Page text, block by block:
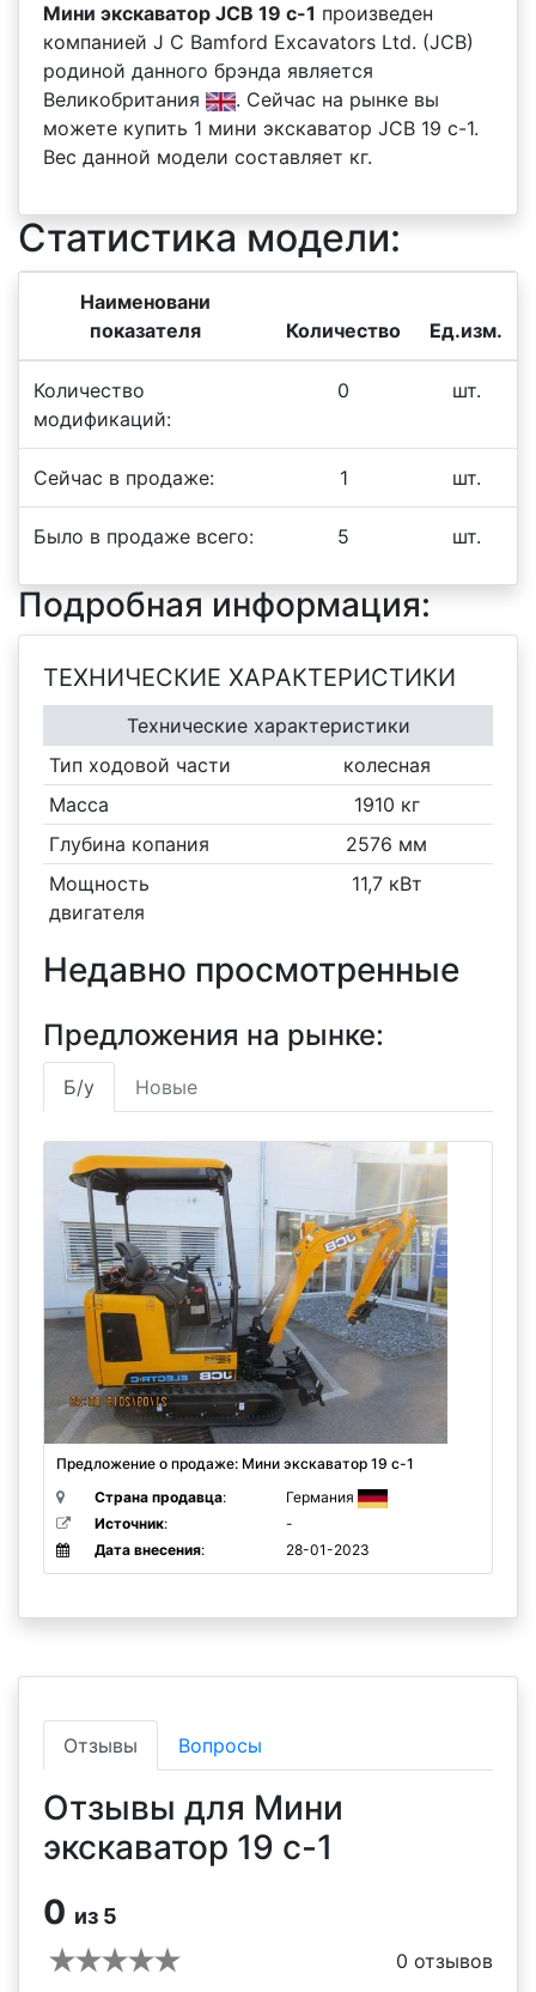
Мини экскаватор JCB 19 c-1 произведен
компанией J C Bamford Excavators Ltd. (JCB)
родиной данного брэнда является
Великобритания
. Сейчас на рынке вы
можете купить 1 мини экскаватор JCB 19 c-1.
Вес данной модели составляет кг.
Статистика модели:
Наименовани
показателя
Количество Ед.изм.
Количество
модификаций:
0 шт.
Сейчас в продаже: 1 шт.
Было в продаже всего: 5 шт.
Подробная информация:
ТЕХНИЧЕСКИЕ ХАРАКТЕРИСТИКИ
Технические характеристики
Тип ходовой части
колесная
Масса
1910 кг
Глубина копания
2576 мм
Мощность
двигателя
11,7 кВт
Недавно просмотренные
Предложения на рынке:
Б/у Новые
Предложение о продаже: Мини экскаватор 19 c-1
Страна продавца:
Германия
Источник:
-
Дата внесения: 28-01-2023
Отзывы Вопросы
Отзывы для Мини
экскаватор 19 c-1
0 из 5
0 отзывов